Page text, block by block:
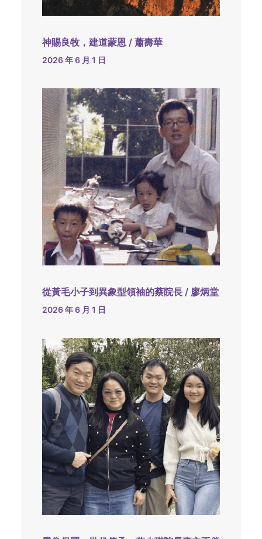
神賜良牧，建道蒙恩 / 蕭壽華
2026 年 6 月 1 日
從黃毛小子到異象型領袖的蔡院長 / 廖炳堂
2026 年 6 月 1 日